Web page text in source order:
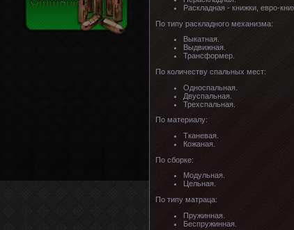
Раскладная - книжки, евро-
По типу раскладного механизма:
Выкатная.
Выдвижная.
Трансформер.
По количеству спальных мест:
Односпальная.
Двуспальная.
Трехспальная.
По материалу:
Тканевая.
Кожаная.
По сборке:
Модульная.
Цельная.
По типу матраца:
Пружинная.
Беспружинная.